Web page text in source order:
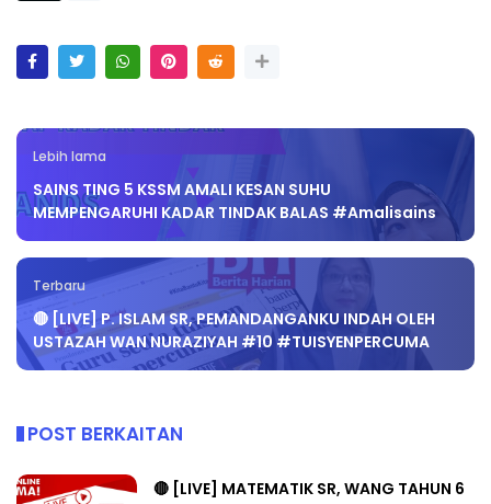
Lebih lama
SAINS TING 5 KSSM AMALI KESAN SUHU
MEMPENGARUHI KADAR TINDAK BALAS #Amalisains
Terbaru
🔴 [LIVE] P. ISLAM SR, PEMANDANGANKU INDAH OLEH
USTAZAH WAN NURAZIYAH #10 #TUISYENPERCUMA
POST BERKAITAN
🔴 [LIVE] MATEMATIK SR, WANG TAHUN 6